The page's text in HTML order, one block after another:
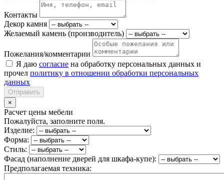
Контакты
Декор камня
Желаемый камень (производитель)
Пожелания/комментарии
Я даю согласие на обработку персональных данных и
прочел политику в отношении обработки персональных
данных
Отправить
×
Расчет цены мебели
Пожалуйста, заполните поля.
Изделие:
Форма:
Стиль:
Фасад (наполнение дверей для шкафа-купе):
Предполагаемая техника: